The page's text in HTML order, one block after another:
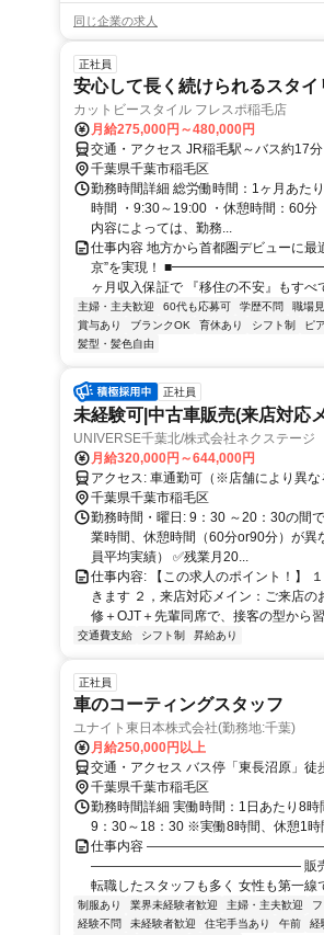
同じ企業の求人
正社員
安心して長く続けられるスタイ
カットビースタイル フレスポ稲毛店
月給275,000円～480,000円
交通・アクセス JR稲毛駅～バス約17分
千葉県千葉市稲毛区
勤務時間詳細 総労働時間：1ヶ月あ
時間 ・9:30～19:00 ・休憩時間：60
内容によっては、勤務...
仕事内容 地方から首都圏デビューに
京”を実現！
ヶ月収入保証で 『移住の不安』もすべ
主婦・主夫歓迎 60代も応募可 学歴不問 職場
賞与あり
ブランクOK 育休あり シフト制 ピ
髪型・髪色自由
正社員
未経験可|中古車販売(来店対応
UNIVERSE千葉北/株式会社ネクステージ
月給320,000円～644,000円
アクセス: 車通勤可（※店舗により異
千葉県千葉市稲毛区
勤務時間・曜日: 9：30 ～20：30の間
業時間、休憩時間（60分or90分）が
員平均実績） ✅残業月20...
仕事内容: 【この求人のポイント！】
きます ２，来店対応メイン：ご来店
修＋OJT＋先輩同席で、接客の型から
交通費支給 シフト制 昇給あり
正社員
車のコーティングスタッフ
ユナイト東日本株式会社(勤務地:千葉)
月給250,000円以上
交通・アクセス バス停「東長沼原」
千葉県千葉市稲毛区
勤務時間詳細 実働時間：1日あたり8
9：30～18：30 ※実働8時間、休憩1時
仕事内容 ――――――――――――――――
―――――――――――――――― 販売・接
転職したスタッフも多く 女性も第一線
制服あり 業界未経験者歓迎 主婦・主夫歓迎
経験不問
未経験者歓迎 住宅手当あり 午前 経